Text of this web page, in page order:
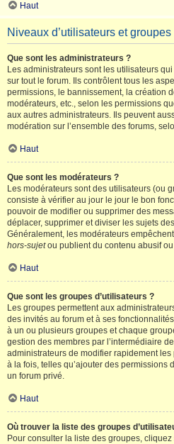
Haut
Niveaux d’utilisateurs et groupes
Que sont les administrateurs ?
Les administrateurs sont les utilisateurs
sur tout le forum. Ils contrôlent tous les
permissions, le bannissement, la création
modérateurs, etc., selon les permissions
aux autres administrateurs. Ils peuvent
modération sur l’ensemble des forums,
Haut
Que sont les modérateurs ?
Les modérateurs sont des utilisateurs (ou
consiste à vérifier au jour le jour le bon
pouvoir de modifier ou supprimer des
déplacer, supprimer et diviser les sujets
Généralement, les modérateurs
hors-sujetou publient du contenu abusif
Haut
Que sont les groupes d’utilisateurs ?
Les groupes permettent aux
des invités au forum et à ses
à un ou plusieurs groupes et chaque
gestion des membres par l’intermédiaire
administrateurs de modifier rapidement
à la fois, telles qu’ajouter des permissions
un forum privé.
Haut
Où trouver la liste des groupes
Pour consulter la liste des groupes, cliquez